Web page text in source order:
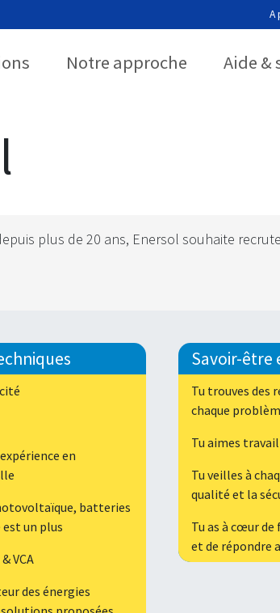
A
Notre approche Aide &
plus de 20 ans, Enersol souhaite
en
batteries
un plus
VCA
des énergies
Savoir-être
Tu trouves des
chaque
Tu aimes
Tu veilles à
qualité et la
Tu as à cœur
et de répondre